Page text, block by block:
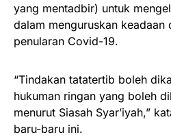
yang mentadbir) untuk
dalam menguruskan keadaan
penularan Covid-19.
“Tindakan tatatertib boleh
hukuman ringan yang boleh
menurut Siasah Syar’iyah,”
baru-baru ini.